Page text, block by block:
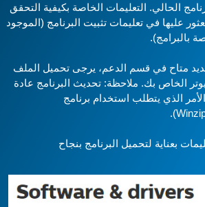
الحالي. التعليمات الخاصة بكيفية التحقق
عليها في تعليمات تثبيت البرنامج (الموجود
متاح في قسم الدعم، يرجى تحميل الملف
الخاص بك. ملاحظة: تحديث البرنامج عادة
الذي يتطلب استخدام برنامج